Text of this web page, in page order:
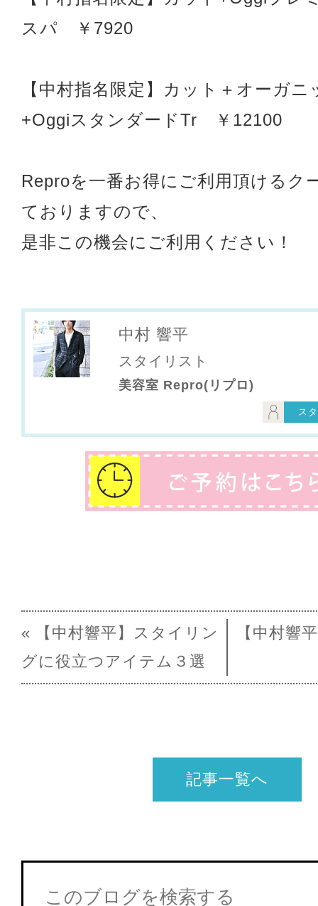
スパ ￥7920
【中村指名限定】カット＋オーガ
+OggiスタンダードTr ￥12100
Reproを一番お得にご利用頂けるク
ておりますので、
是非この機会にご利用ください！
中村 響平
スタイリスト
美容室 Repro(リプロ)
ス
« 【中村響平】スタイリン
グに役立つアイテム３選
【中村響
記事一覧へ